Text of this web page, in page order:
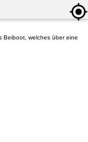
Beiboot, welches über eine